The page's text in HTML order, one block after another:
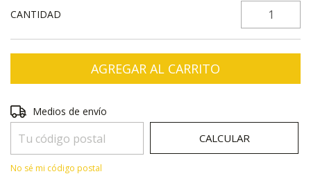
CANTIDAD
Entregas para el CP:
Medios de envío
CALCULAR
No sé mi código postal